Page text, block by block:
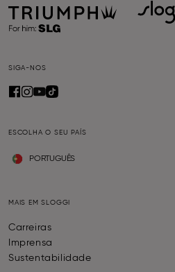
SIGA-NOS
ESCOLHA O SEU PAÍS
PORTUGUÊS
MAIS EM SLOGGI
Carreiras
Imprensa
Sustentabilidade